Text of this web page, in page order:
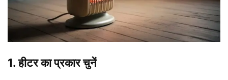
1.हीटर का प्रकार चुनें